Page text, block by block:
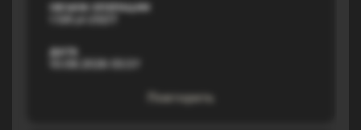
ОБЪЕМ ОПЕРАЦИИ
ДАТА
10.08.2026 03:37
Повторить